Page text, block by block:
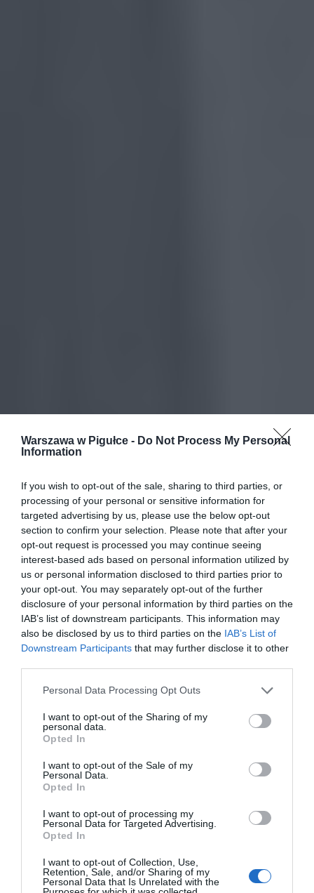
Warszawa w Pigułce - Do Not Process My Personal
Information
If you wish to opt-out of the sale, sharing to third parties, or
processing of your personal or sensitive information for
targeted advertising by us, please use the below opt-out
section to confirm your selection. Please note that after your
opt-out request is processed you may continue seeing
interest-based ads based on personal information utilized by
us or personal information disclosed to third parties prior to
your opt-out. You may separately opt-out of the further
disclosure of your personal information by third parties on the
IAB’s list of downstream participants. This information may
also be disclosed by us to third parties on the IAB’s List of
Downstream Participants that may further disclose it to other
Personal Data Processing Opt Outs
I want to opt-out of the Sharing of my
personal data.
Opted In
I want to opt-out of the Sale of my
Personal Data.
Opted In
I want to opt-out of processing my
Personal Data for Targeted Advertising.
Opted In
I want to opt-out of Collection, Use,
Retention, Sale, and/or Sharing of my
Personal Data that Is Unrelated with the